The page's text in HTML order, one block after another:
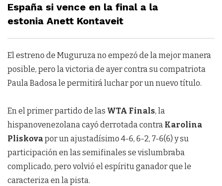
España si vence en la final a la
estonia Anett Kontaveit
El estreno de Muguruza no empezó de la mejor manera
posible, pero la victoria de ayer contra su compatriota
Paula Badosa le permitirá luchar por un nuevo título.
En el primer partido de las WTA Finals, la
hispanovenezolana cayó derrotada contra Karolina
Pliskovapor un ajustadísimo 4-6, 6-2, 7-6(6) y su
participación en las semifinales se vislumbraba
complicado, pero volvió el espíritu ganador que le
caracteriza en la pista.